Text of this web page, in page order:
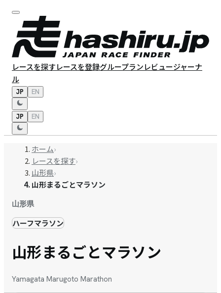
レースを探すレースを登録グループランレビュージャーナ
ル
JP EN
JP EN
ホーム›
レースを探す›
山形県›
山形まるごとマラソン
山形県
ハーフマラソン
山形まるごとマラソン
Yamagata Marugoto Marathon